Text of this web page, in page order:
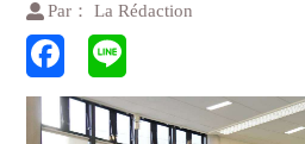
Par： La Rédaction